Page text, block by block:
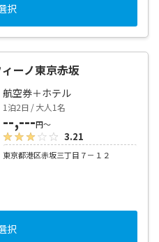
択
ーノ東京赤坂
航空券＋ホテル
1泊2日 / 大人1名
--,---円～
3.21
東京都港区赤坂三丁目７－１２
択